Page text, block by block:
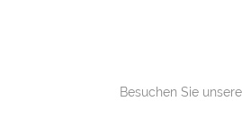
Besuchen Sie